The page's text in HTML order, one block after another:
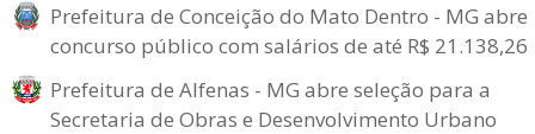
Prefeitura de Conceição do Mato Dentro - MG abre
concurso público com salários de até R$ 21.138,26
Prefeitura de Alfenas - MG abre seleção para a
Secretaria de Obras e Desenvolvimento Urbano